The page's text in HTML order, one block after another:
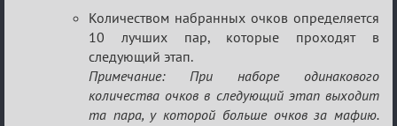
Количеством набранных очков определяется
10 лучших пар, которые проходят в
следующий этап.
Примечание: При наборе одинакового
количества очков в следующий этап выходит
та пара, у которой больше очков за мафию.